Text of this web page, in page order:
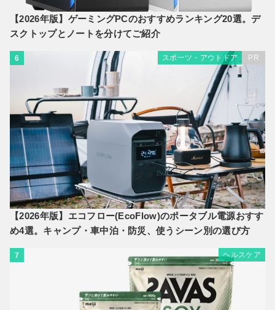
【2026年版】ゲーミングPCのおすすめランキング20選。デ
スクトップとノートを分けてご紹介
6 スポーツ・アウトドア PR
【2026年版】エコフロー(EcoFlow)のポータブル電源おすす
め4選。キャンプ・車中泊・防災、使うシーン別の選び方
7 ヘルスケア